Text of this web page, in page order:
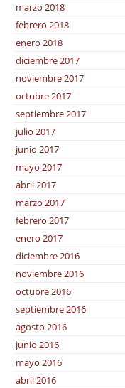
marzo 2018
febrero 2018
enero 2018
diciembre 2017
noviembre 2017
octubre 2017
septiembre 2017
julio 2017
junio 2017
mayo 2017
abril 2017
marzo 2017
febrero 2017
enero 2017
diciembre 2016
noviembre 2016
octubre 2016
septiembre 2016
agosto 2016
junio 2016
mayo 2016
abril 2016